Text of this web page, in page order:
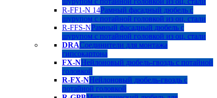
R-FF1-N 14Рамный фасадный дюбель с
шурупом с потайной головкой из оц. стали
R-FFS-NРамный фасадный дюбель с
шурупом с потайной головкой из оц. стали
DRAСоединители для монтажа
гипсокартона
FX-NНейлоновый дюбель-гвоздь с потайной
головкой
R-FX-NНейлоновый дюбель-гвоздь с
потайной головкой